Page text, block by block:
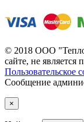
© 2018 ООО
сайте, не
Пользовательское
Сообщение
×